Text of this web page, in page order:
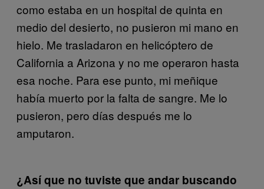
como estaba en un hospital de quinta en
medio del desierto, no pusieron mi mano en
hielo. Me trasladaron en helicóptero de
California a Arizona y no me operaron hasta
esa noche. Para ese punto, mi meñique
había muerto por la falta de sangre. Me lo
pusieron, pero días después me lo
amputaron.
¿Así que no tuviste que andar buscando